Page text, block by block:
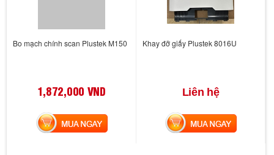
Bo mạch chính scan Plustek M150
1,872,000 VND
MUA NGAY
Khay đỡ giấy Plustek 8016U
Liên hệ
MUA NGAY